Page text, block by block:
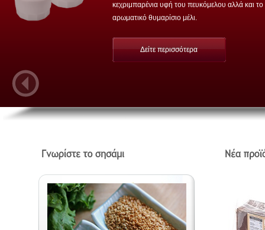
κεχριμπαρένια υφή του πευκόμελου αλλά και το
αρωματικό θυμαρίσιο μέλι.
Δείτε περισσότερα